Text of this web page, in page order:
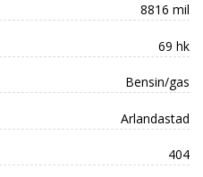
8816 mil
69 hk
Bensin/gas
Arlandastad
404